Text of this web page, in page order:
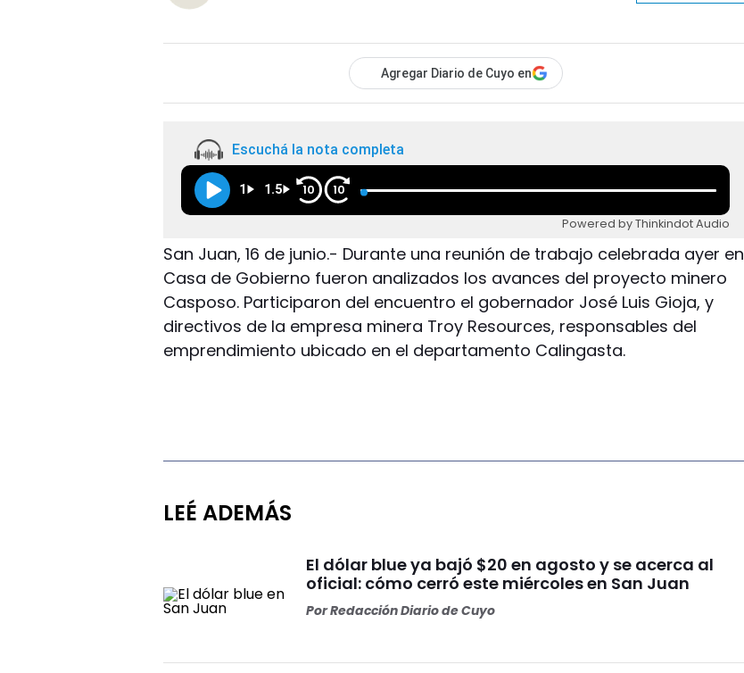
Agregar Diario de Cuyo en
Escuchá la nota completa
1 1.5 10 10
Powered by Thinkindot Audio
San Juan, 16 de junio.- Durante una reunión de trabajo celebrada ayer en
Casa de Gobierno fueron analizados los avances del proyecto minero
Casposo. Participaron del encuentro el gobernador José Luis Gioja, y
directivos de la empresa minera Troy Resources, responsables del
emprendimiento ubicado en el departamento Calingasta.
LEÉ ADEMÁS
El dólar blue ya bajó $20 en agosto y se acerca al
oficial: cómo cerró este miércoles en San Juan
PorRedacción Diario de Cuyo